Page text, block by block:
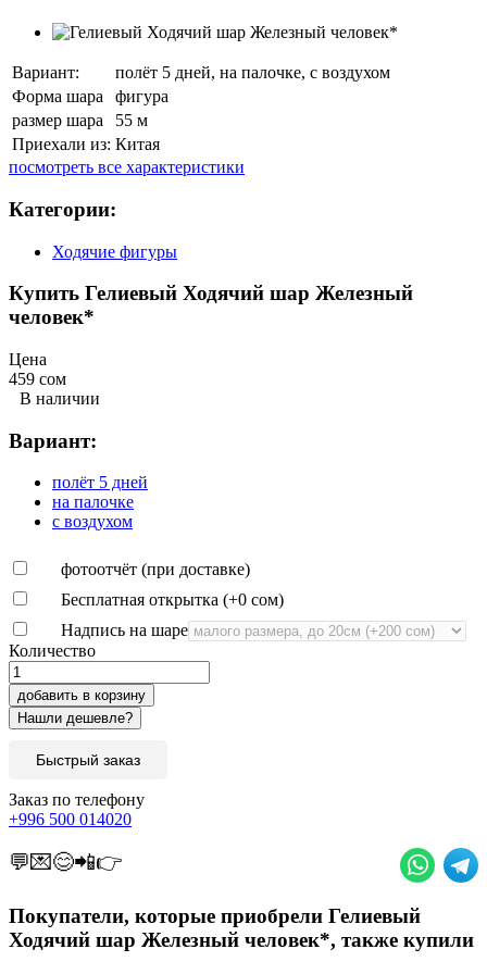
Вариант:
полёт 5 дней, на палочке, с воздухом
Форма шара
фигура
размер шара
55 м
Приехали из: Китая
посмотреть все характеристики
Категории:
Ходячие фигуры
Купить Гелиевый Ходячий шар Железный
человек*
Цена
459 сом
В наличии
Вариант:
полёт 5 дней
на палочке
с воздухом
фотоотчёт (при доставке)
Бесплатная открытка (+0 сом)
Надпись на шаре
Количество
добавить в корзину
Быстрый заказ
Заказ по телефону
+996 500 014020
💬💌😊📲👉
Покупатели, которые приобрели Гелиевый
Ходячий шар Железный человек*, также купили